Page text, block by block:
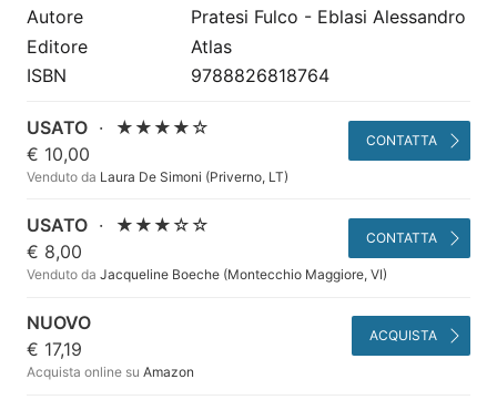
Autore
Pratesi Fulco - Eblasi Alessandro
Editore
Atlas
ISBN
9788826818764
USATO ·
★★★★☆
€ 10,00
Venduto da Laura De Simoni (Priverno, LT)
CONTATTA
USATO ·
★★★☆☆
€ 8,00
Venduto da Jacqueline Boeche (Montecchio Maggiore, VI)
CONTATTA
NUOVO
€ 17,19
Acquista online su Amazon
ACQUISTA